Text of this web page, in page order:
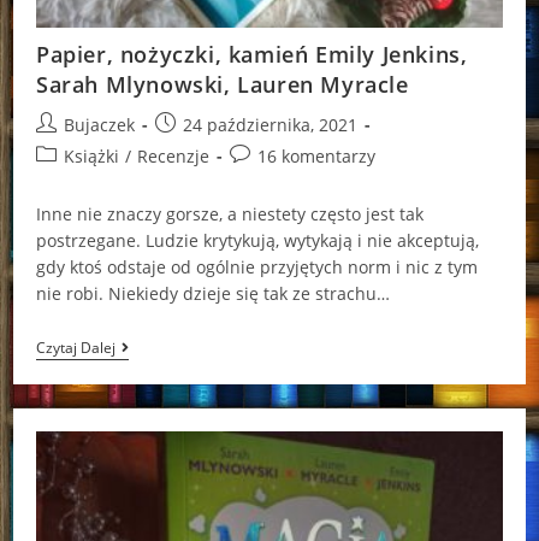
Papier, nożyczki, kamień Emily Jenkins,
Sarah Mlynowski, Lauren Myracle
Post
author:
Bujaczek
Post
published:
24 października, 2021
PostKsiążki / Recenzje
Post16 komentarzy
Inne nie znaczy gorsze, a niestety często jest tak
postrzegane. Ludzie krytykują, wytykają i nie akceptują,
gdy ktoś odstaje od ogólnie przyjętych norm i nic z tym
nie robi. Niekiedy dzieje się tak ze strachu…
Czytaj DalejPapier,
Nożyczki,
Kamień
Emily
Sarah
Mlynowski,
Lauren